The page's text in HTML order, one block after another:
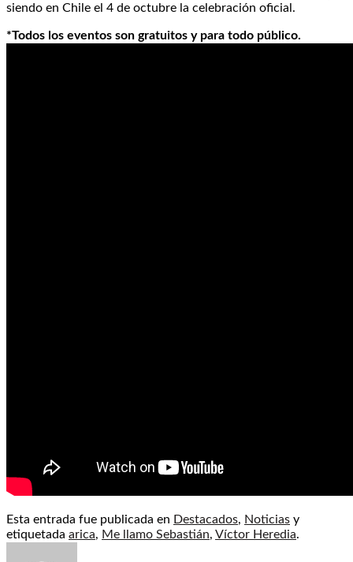
siendo en Chile el 4 de octubre la celebración oficial.
*Todos los eventos son gratuitos y para todo público.
Esta entrada fue publicada en Destacados, Noticias y
etiquetada arica, Me llamo Sebastián, Víctor Heredia.